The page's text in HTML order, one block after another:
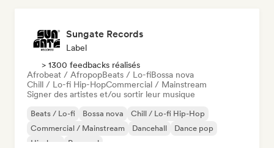
Sungate Records
Label
> 1300 feedbacks réalisés
Afrobeat / AfropopBeats / Lo-fiBossa nova
Chill / Lo-fi Hip-HopCommercial / Mainstream
Signer des artistes et/ou sortir leur musique
Beats / Lo-fi Bossa nova
Chill / Lo-fi Hip-Hop
Commercial / Mainstream
Dancehall
Dance pop
Hip-hop
Pop soul